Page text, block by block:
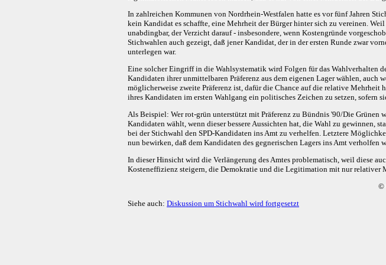
In zahlreichen Kommunen von Nordrhein-Westfalen hatte es vor fünf Jahren
kein Kandidat es schaffte, eine Mehrheit der Bürger hinter sich zu vereinen.
unabdingbar, der Verzicht darauf - insbesondere, wenn Kostengründe
Stichwahlen auch gezeigt, daß jener Kandidat, der in der ersten Runde zwar
unterlegen war.
Eine solcher Eingriff in die Wahlsystematik wird Folgen für das Wahlverhalten
Kandidaten ihrer unmittelbaren Präferenz aus dem eigenen Lager wählen, auch
möglicherweise zweite Präferenz ist, dafür die Chance auf die relative
ihres Kandidaten im ersten Wahlgang ein politisches Zeichen zu setzen, sofern
Als Beispiel: Wer rot-grün unterstützt mit Präferenz zu Bündnis '90/Die Grünen
Kandidaten wählt, wenn dieser bessere Aussichten hat, die Wahl zu gewinnen,
bei der Stichwahl den SPD-Kandidaten ins Amt zu verhelfen. Letztere
nun bewirken, daß dem Kandidaten des gegnerischen Lagers ins Amt verholfen
In dieser Hinsicht wird die Verlängerung des Amtes problematisch, weil diese
Kosteneffizienz steigern, die Demokratie und die Legitimation mit nur relativer
©
Siehe auch: Diskussion um Stichwahl wird fortgesetzt